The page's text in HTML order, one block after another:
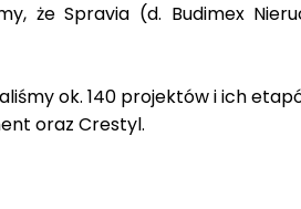
że Spravia (d. Budimex
ok. 140 projektów i ich
oraz Crestyl.